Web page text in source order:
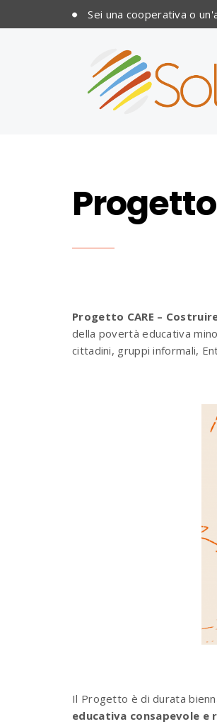
Sei una cooperativa o
Progetto
Progetto CARE –
della povertà educativa
cittadini, gruppi informali,
Il Progetto è di durata
educativa consapevole e